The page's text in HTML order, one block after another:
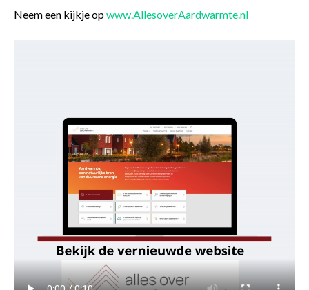
Neem een kijkje opwww.AllesoverAardwarmte.nl